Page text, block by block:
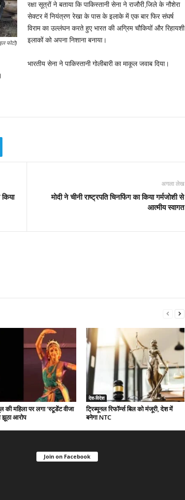
फोटो)
रक्षा सूत्रों ने बताया कि पाकिस्‍तानी सेना ने राजौरी जि़ले के नौशेरा
सेक्‍टर में नियंत्रण रेखा के पास के इलाके में एक बार फिर संघर्ष
विराम का उल्‍लंघन करते हुए भारत की अग्रिम चौकियों और रिहायशी
इलाकों को अपना निशाना बनाया।
भारतीय सेना ने पाकिस्‍तानी गोलीबारी का माकूल जवाब दिया।
अगला लेख
मोदी ने चीनी राष्ट्रपति चिनफिंग का किया गर्मजोशी से
आत्मीय स्वागत
की महिला पर लगा ‘स्टूडेंट वीजा
झूठा आरोप
देश-विदेश
ट्रिब्यूनल रिफॉर्म्स बिल को मंजूरी, देश में
बनेगा NTC
Join on Facebook